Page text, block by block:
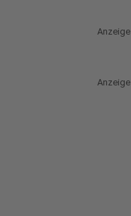
Anzeige
Anzeige